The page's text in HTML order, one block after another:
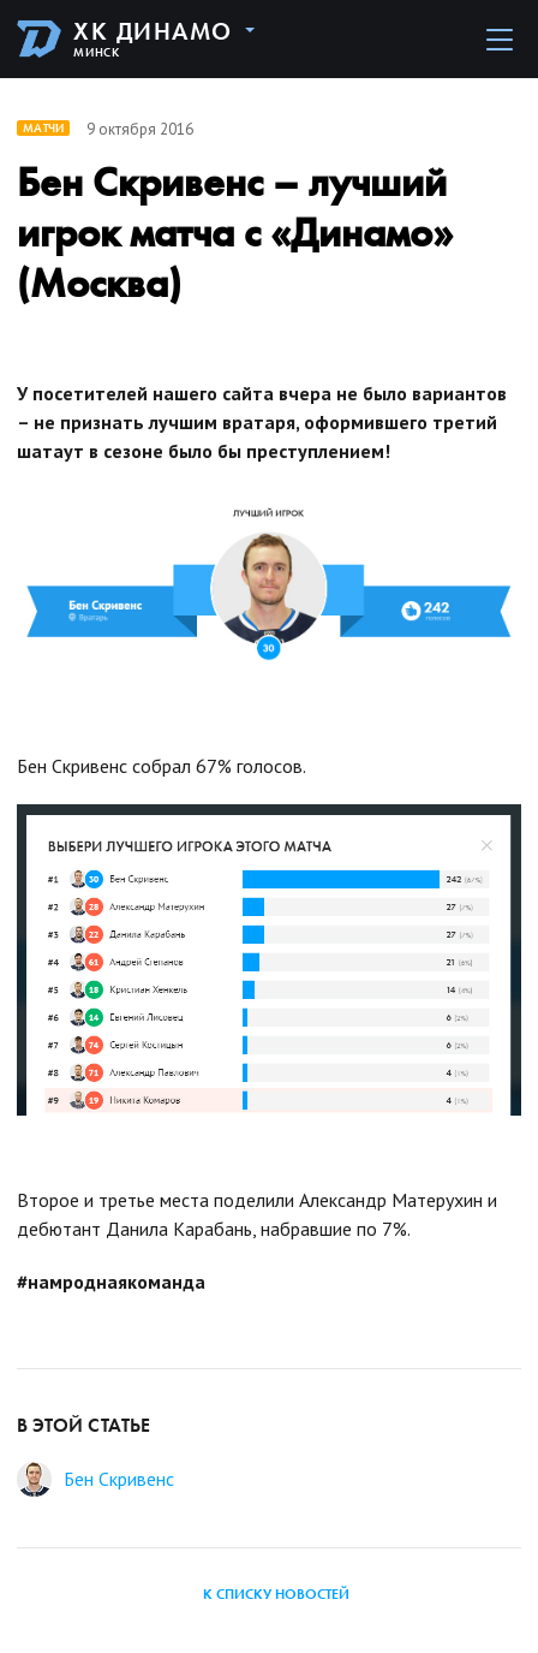
ХК ДИНАМО
МИНСК
МАТЧИ 9 октября 2016
Бен Скривенс – лучший
игрок матча с «Динамо»
(Москва)
У посетителей нашего сайта вчера не было вариантов
– не признать лучшим вратаря, оформившего третий
шатаут в сезоне было бы преступлением!
Бен Скривенс собрал 67% голосов.
Второе и третье места поделили Александр Матерухин и
дебютант Данила Карабань, набравшие по 7%.
#намроднаякоманда
В ЭТОЙ СТАТЬЕ
Бен Скривенс
К СПИСКУ НОВОСТЕЙ